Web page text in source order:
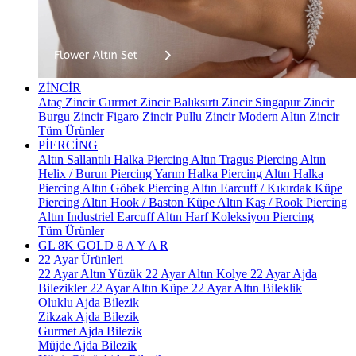
ZİNCİR
Ataç ZincirGurmet ZincirBalıksırtı Zincir Singapur Zincir
Burgu ZincirFigaro ZincirPullu ZincirModern Altın Zincir
Tüm Ürünler
PİERCİNG
Altın Sallantılı Halka Piercing Altın Tragus Piercing Altın
Helix / Burun PiercingYarım Halka Piercing Altın Halka
Piercing Altın Göbek Piercing Altın Earcuff / Kıkırdak Küpe
Piercing Altın Hook / Baston Küpe Altın Kaş / Rook Piercing
Altın Industriel EarcuffAltın Harf Koleksiyon Piercing
Tüm Ürünler
GL 8K GOLD 8 A Y A R
22 Ayar Ürünleri
22 Ayar Altın Yüzük 22 Ayar Altın Kolye 22 Ayar Ajda
Bilezikler 22 Ayar Altın Küpe 22 Ayar Altın Bileklik
Oluklu Ajda Bilezik
Zikzak Ajda Bilezik
Gurmet Ajda Bilezik
Müjde Ajda Bilezik